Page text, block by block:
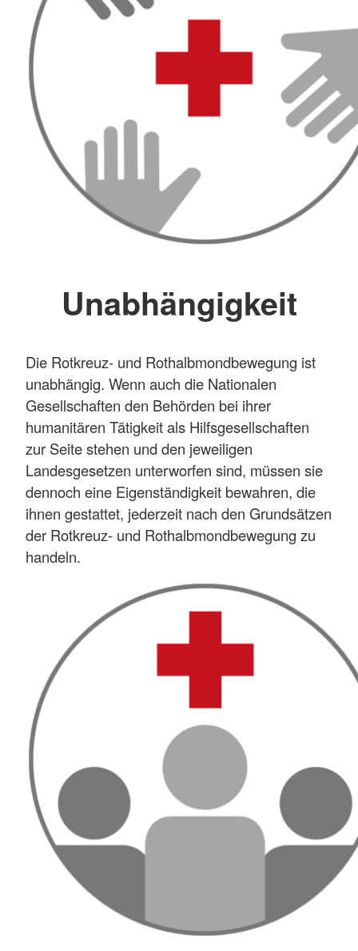
Unabhängigkeit
Die Rotkreuz- und Rothalbmondbewegung ist
unabhängig. Wenn auch die Nationalen
Gesellschaften den Behörden bei ihrer
humanitären Tätigkeit als Hilfsgesellschaften
zur Seite stehen und den jeweiligen
Landesgesetzen unterworfen sind, müssen sie
dennoch eine Eigenständigkeit bewahren, die
ihnen gestattet, jederzeit nach den Grundsätzen
der Rotkreuz- und Rothalbmondbewegung zu
handeln.